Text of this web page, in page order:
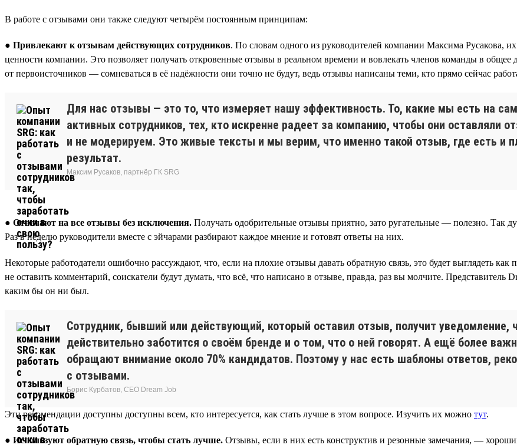
В работе с отзывами они также следуют четырём постоянным принципам:
● Привлекают к отзывам действующих сотрудников. По словам одного из руководителей компании Максима Русакова,
ценности компании. Это позволяет получать откровенные отзывы в реальном времени и вовлекать членов команды в
от первоисточников — сомневаться в её надёжности они точно не будут, ведь отзывы написаны теми, кто прямо сейчас
Для нас отзывы — это то, что измеряет нашу эффективность. То, какие мы есть на
активных сотрудников, тех, кто искренне радеет за компанию, чтобы они оставляли
и не модерируем. Это живые тексты и мы верим, что именно такой отзыв, где есть и
результат.
Максим Русаков, партнёр ГК SRG
● Отвечают на все отзывы без исключения. Получать одобрительные отзывы приятно, зато ругательные — полезно. Так
Раз в неделю руководители вместе с эйчарами разбирают каждое мнение и готовят ответы на них.
Некоторые работодатели ошибочно рассуждают, что, если на плохие отзывы давать обратную связь, это будет выглядеть
не оставить комментарий, соискатели будут думать, что всё, что написано в отзыве, правда, раз вы молчите. Представитель
каким бы он ни был.
Сотрудник, бывший или действующий, который оставил отзыв, получит уведомление,
действительно заботится о своём бренде и о том, что о ней говорят. А ещё более
обращают внимание около 70% кандидатов. Поэтому у нас есть шаблоны ответов,
с отзывами.
Борис Курбатов, CEO Dream Job
Эти рекомендации доступны доступны всем, кто интересуется, как стать лучше в этом вопросе. Изучить их можно тут.
● Используют обратную связь, чтобы стать лучше. Отзывы, если в них есть конструктив и резонные замечания, —